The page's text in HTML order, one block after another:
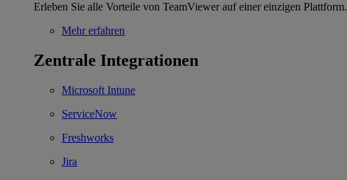
Erleben Sie alle Vorteile von TeamViewer auf einer einzigen Plattform.
Mehr erfahren
Zentrale Integrationen
Microsoft Intune
ServiceNow
Freshworks
Jira